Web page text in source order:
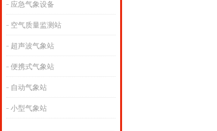
应急气象设备
空气质量监测站
超声波气象站
便携式气象站
自动气象站
小型气象站